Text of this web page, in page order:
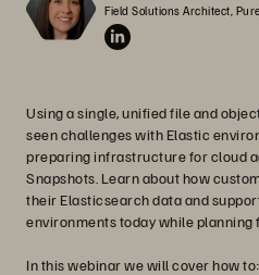
Field Solutions Architect,
Using a single, unified file and
seen challenges with Elastic
preparing infrastructure for cloud
Snapshots. Learn about how
their Elasticsearch data and
environments today while planning
In this webinar we will cover how to: